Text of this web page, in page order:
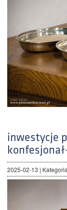
inwestycje
2025-02-13 |